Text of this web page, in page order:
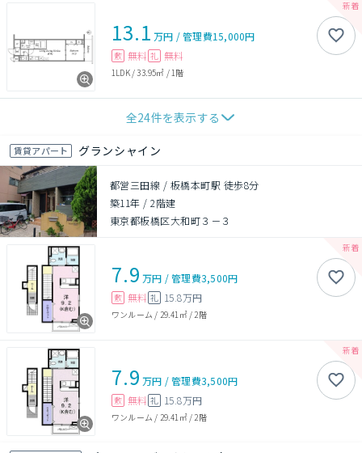
13.1 万円 /管理費15,000円
敷 無料 礼 無料
1LDK/33.95㎡ / 1階
全24件を表示する
賃貸アパート グランシャイン
都営三田線 / 板橋本町駅 徒歩8分
築11年 /2階建
東京都板橋区大和町３－３
7.9 万円 /管理費3,500円
敷 無料 礼 15.8万円
ワンルーム / 29.41㎡/ 2階
7.9 万円 /管理費3,500円
敷 無料 礼 15.8万円
ワンルーム / 29.41㎡/ 2階